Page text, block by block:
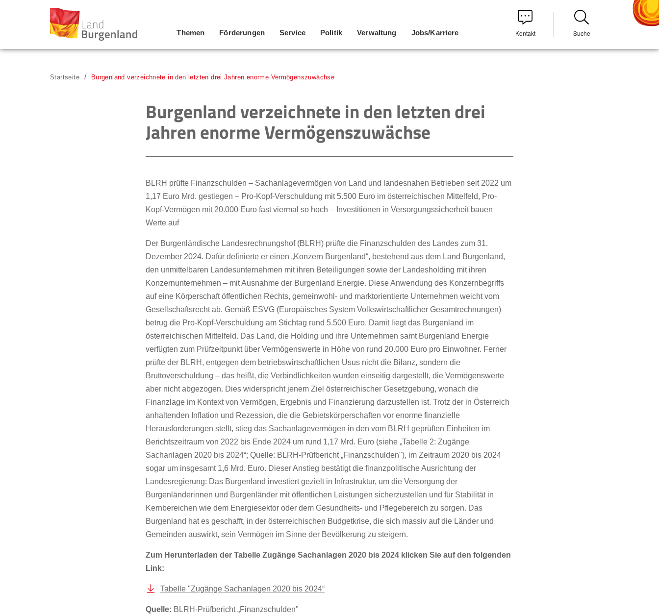
Zum Inhalt
Zum Menü
Zur Suche
Themen Förderungen Service Politik Verwaltung Jobs/Karriere Kontakt Suche
Startseite Burgenland verzeichnete in den letzten drei Jahren enorme Vermögenszuwächse
Burgenland verzeichnete in den letzten drei
Jahren enorme Vermögenszuwächse
BLRH prüfte Finanzschulden – Sachanlagevermögen von Land und landesnahen Betrieben seit 2022 um
1,17 Euro Mrd. gestiegen – Pro-Kopf-Verschuldung mit 5.500 Euro im österreichischen Mittelfeld, Pro-
Kopf-Vermögen mit 20.000 Euro fast viermal so hoch – Investitionen in Versorgungssicherheit bauen
Werte auf
Der Burgenländische Landesrechnungshof (BLRH) prüfte die Finanzschulden des Landes zum 31.
Dezember 2024. Dafür definierte er einen „Konzern Burgenland“, bestehend aus dem Land Burgenland,
den unmittelbaren Landesunternehmen mit ihren Beteiligungen sowie der Landesholding mit ihren
Konzernunternehmen – mit Ausnahme der Burgenland Energie. Diese Anwendung des Konzernbegriffs
auf eine Körperschaft öffentlichen Rechts, gemeinwohl- und marktorientierte Unternehmen weicht vom
Gesellschaftsrecht ab. Gemäß ESVG (Europäisches System Volkswirtschaftlicher Gesamtrechnungen)
betrug die Pro-Kopf-Verschuldung am Stichtag rund 5.500 Euro. Damit liegt das Burgenland im
österreichischen Mittelfeld. Das Land, die Holding und ihre Unternehmen samt Burgenland Energie
verfügten zum Prüfzeitpunkt über Vermögenswerte in Höhe von rund 20.000 Euro pro Einwohner. Ferner
prüfte der BLRH, entgegen dem betriebswirtschaftlichen Usus nicht die Bilanz, sondern die
Bruttoverschuldung – das heißt, die Verbindlichkeiten wurden einseitig dargestellt, die Vermögenswerte
aber nicht abgezogen. Dies widerspricht jenem Ziel österreichischer Gesetzgebung, wonach die
Finanzlage im Kontext von Vermögen, Ergebnis und Finanzierung darzustellen ist. Trotz der in Österreich
anhaltenden Inflation und Rezession, die die Gebietskörperschaften vor enorme finanzielle
Herausforderungen stellt, stieg das Sachanlagevermögen in den vom BLRH geprüften Einheiten im
Berichtszeitraum von 2022 bis Ende 2024 um rund 1,17 Mrd. Euro (siehe „Tabelle 2: Zugänge
Sachanlagen 2020 bis 2024“; Quelle: BLRH-Prüfbericht „Finanzschulden"), im Zeitraum 2020 bis 2024
sogar um insgesamt 1,6 Mrd. Euro. Dieser Anstieg bestätigt die finanzpolitische Ausrichtung der
Landesregierung: Das Burgenland investiert gezielt in Infrastruktur, um die Versorgung der
Burgenländerinnen und Burgenländer mit öffentlichen Leistungen sicherzustellen und für Stabilität in
Kernbereichen wie dem Energiesektor oder dem Gesundheits- und Pflegebereich zu sorgen. Das
Burgenland hat es geschafft, in der österreichischen Budgetkrise, die sich massiv auf die Länder und
Gemeinden auswirkt, sein Vermögen im Sinne der Bevölkerung zu steigern.
Zum Herunterladen der Tabelle Zugänge Sachanlagen 2020 bis 2024 klicken Sie auf den folgenden
Link:
Tabelle "Zugänge Sachanlagen 2020 bis 2024“
Quelle: BLRH-Prüfbericht „Finanzschulden"